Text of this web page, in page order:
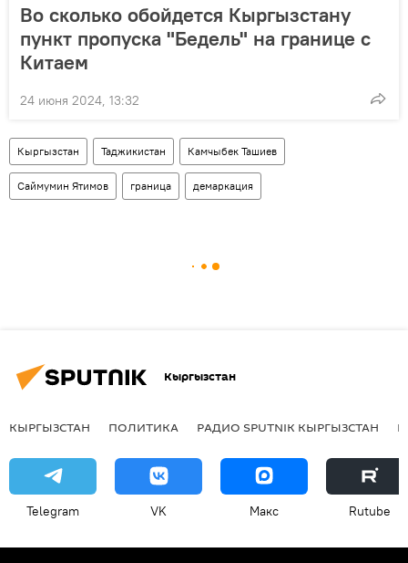
Во сколько обойдется Кыргызстану
пункт пропуска "Бедель" на границе с
Китаем
24 июня 2024, 13:32
Кыргызстан Таджикистан Камчыбек Ташиев
Саймумин Ятимов граница демаркация
Кыргызстан
КЫРГЫЗСТАН ПОЛИТИКА РАДИО SPUTNIK КЫРГЫЗСТАН
Telegram VK Макс Rutube